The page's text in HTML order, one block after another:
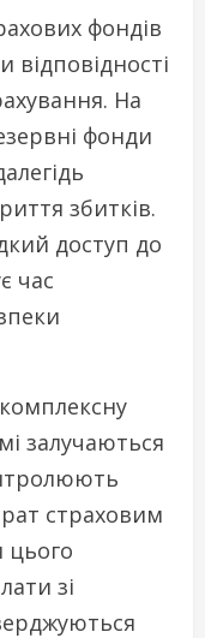
фондів
На
фонди
збитків.
доступ до
час
залучаються
страховим
цього
зі